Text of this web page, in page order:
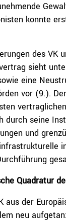
konnte
des VK
sieht
eine
vor (9.).
durch seine
und
Quadratur
aus der
neu